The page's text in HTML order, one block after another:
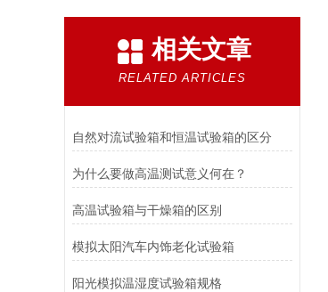
相关文章
RELATED ARTICLES
自然对流试验箱和恒温试验箱的区分
为什么要做高温测试意义何在？
高温试验箱与干燥箱的区别
模拟太阳汽车内饰老化试验箱
阳光模拟温湿度试验箱规格